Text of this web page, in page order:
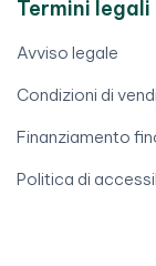
Termini legali
Avviso legale
Condizioni di
Finanziamento
Politica di